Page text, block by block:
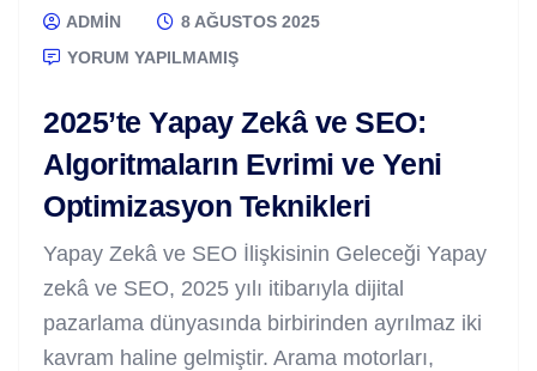
ADMIN
8 AĞUSTOS 2025
YORUM YAPILMAMIŞ
2025’te Yapay Zekâ ve SEO:
Algoritmaların Evrimi ve Yeni
Optimizasyon Teknikleri
Yapay Zekâ ve SEO İlişkisinin Geleceği Yapay
zekâ ve SEO, 2025 yılı itibarıyla dijital
pazarlama dünyasında birbirinden ayrılmaz iki
kavram haline gelmiştir. Arama motorları,